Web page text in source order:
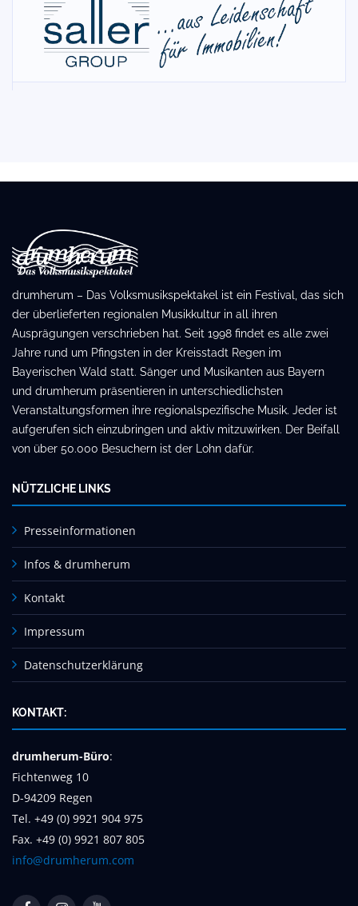
drumherum – Das Volksmusikspektakel ist ein Festival, das sich
der überlieferten regionalen Musikkultur in all ihren
Ausprägungen verschrieben hat. Seit 1998 findet es alle zwei
Jahre rund um Pfingsten in der Kreisstadt Regen im
Bayerischen Wald statt. Sänger und Musikanten aus Bayern
und drumherum präsentieren in unterschiedlichsten
Veranstaltungsformen ihre regionalspezifische Musik. Jeder ist
aufgerufen sich einzubringen und aktiv mitzuwirken. Der Beifall
von über 50.000 Besuchern ist der Lohn dafür.
NÜTZLICHE LINKS
Presseinformationen
Infos & drumherum
Kontakt
Impressum
Datenschutzerklärung
KONTAKT:
drumherum-Büro:
Fichtenweg 10
D-94209 Regen
Tel. +49 (0) 9921 904 975
Fax. +49 (0) 9921 807 805
info@drumherum.com